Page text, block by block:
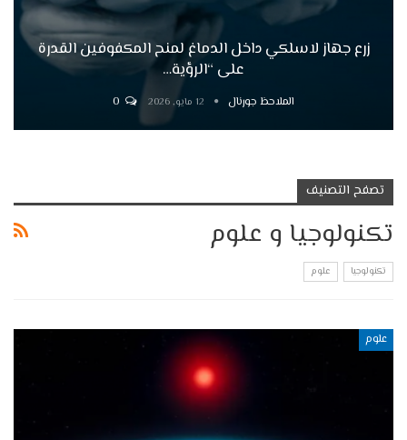
زرع جهاز لاسلكي داخل الدماغ لمنح المكفوفين القدرة
على “الرؤية…
الملاحظ جورنال 12 مايو, 2026
تصفح التصنيف
تكنولوجيا و علوم
تكنولوجيا علوم
علوم